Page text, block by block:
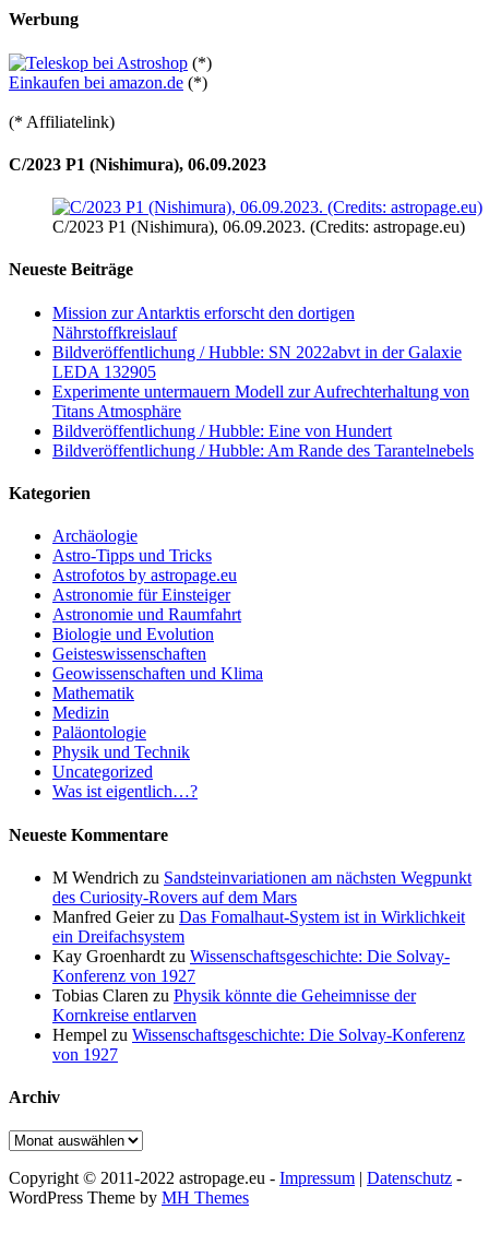
Werbung
(*)
Einkaufen bei amazon.de (*)
(* Affiliatelink)
C/2023 P1 (Nishimura), 06.09.2023
C/2023 P1 (Nishimura), 06.09.2023. (Credits: astropage.eu)
Neueste Beiträge
Mission zur Antarktis erforscht den dortigen
Nährstoffkreislauf
Bildveröffentlichung / Hubble: SN 2022abvt in der Galaxie
LEDA 132905
Experimente untermauern Modell zur Aufrechterhaltung von
Titans Atmosphäre
Bildveröffentlichung / Hubble: Eine von Hundert
Bildveröffentlichung / Hubble: Am Rande des Tarantelnebels
Kategorien
Archäologie
Astro-Tipps und Tricks
Astrofotos by astropage.eu
Astronomie für Einsteiger
Astronomie und Raumfahrt
Biologie und Evolution
Geisteswissenschaften
Geowissenschaften und Klima
Mathematik
Medizin
Paläontologie
Physik und Technik
Uncategorized
Was ist eigentlich…?
Neueste Kommentare
M Wendrich zu Sandsteinvariationen am nächsten Wegpunkt
des Curiosity-Rovers auf dem Mars
Manfred Geierzu Das Fomalhaut-System ist in Wirklichkeit
ein Dreifachsystem
Kay Groenhardt zu Wissenschaftsgeschichte: Die Solvay-
Konferenz von 1927
Tobias Claren zu Physik könnte die Geheimnisse der
Kornkreise entlarven
Hempel zu Wissenschaftsgeschichte: Die Solvay-Konferenz
von 1927
Archiv
Archiv
Copyright © 2011-2022 astropage.eu - Impressum | Datenschutz -
WordPress Theme by MH Themes